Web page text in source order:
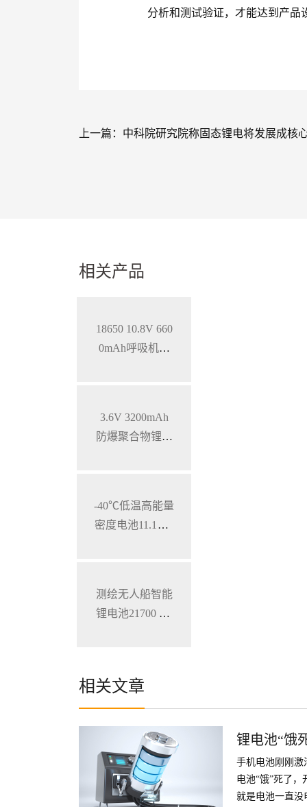
分析和测试验证，才能达到产品
上一篇： 中科院研究院称固态锂电将发展成核
相关产品
18650 10.8V 660
0mAh呼吸机智
3.6V 3200mAh
防爆聚合物锂电
-40℃低温高能量
密度电池11.1V 7
测绘无人船智能
锂电池21700 28.
相关文章
锂电池“饿
手机电池刚刚激
电池“饿”死了
就是电池一直没